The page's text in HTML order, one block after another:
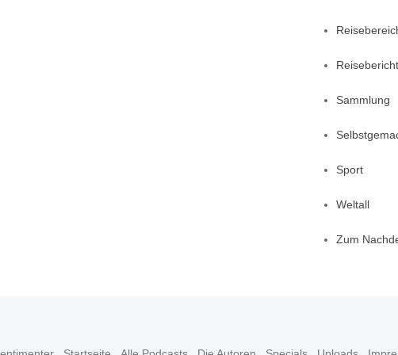
Sammlung
Sport
Weltall
Zum